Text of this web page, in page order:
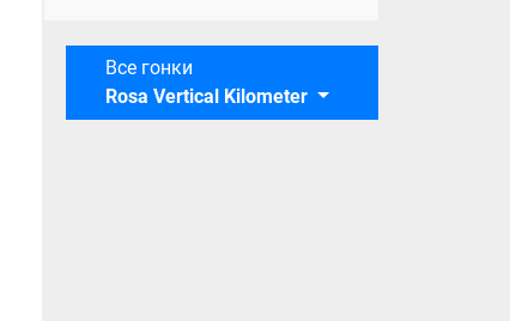
Все гонки
Rosa Vertical Kilometer